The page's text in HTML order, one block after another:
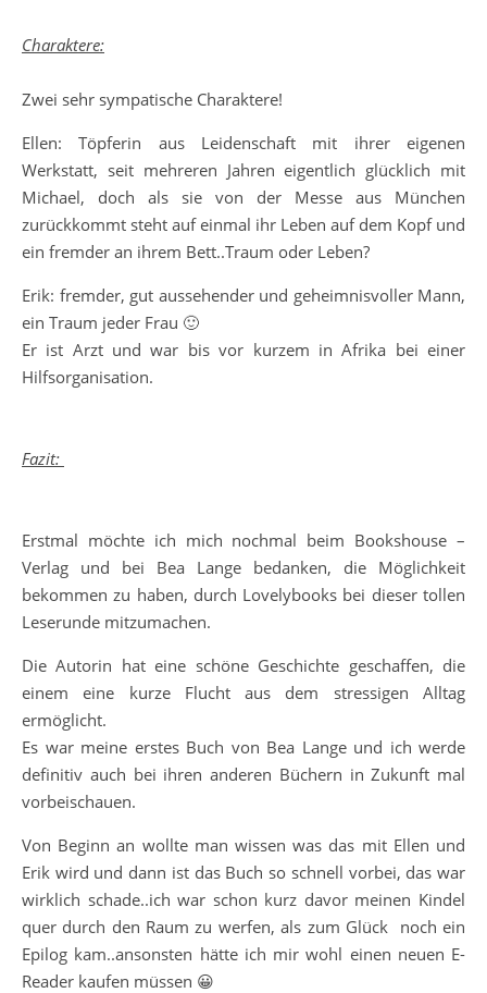
Charaktere:
Zwei sehr sympatische Charaktere!
Ellen: Töpferin aus Leidenschaft mit ihrer eigenen
Werkstatt, seit mehreren Jahren eigentlich glücklich mit
Michael, doch als sie von der Messe aus München
zurückkommt steht auf einmal ihr Leben auf dem Kopf und
ein fremder an ihrem Bett..Traum oder Leben?
Erik: fremder, gut aussehender und geheimnisvoller Mann,
ein Traum jeder Frau 🙂
Er ist Arzt und war bis vor kurzem in Afrika bei einer
Hilfsorganisation.
Fazit:
Erstmal möchte ich mich nochmal beim Bookshouse –
Verlag und bei Bea Lange bedanken, die Möglichkeit
bekommen zu haben, durch Lovelybooks bei dieser tollen
Leserunde mitzumachen.
Die Autorin hat eine schöne Geschichte geschaffen, die
einem eine kurze Flucht aus dem stressigen Alltag
ermöglicht.
Es war meine erstes Buch von Bea Lange und ich werde
definitiv auch bei ihren anderen Büchern in Zukunft mal
vorbeischauen.
Von Beginn an wollte man wissen was das mit Ellen und
Erik wird und dann ist das Buch so schnell vorbei, das war
wirklich schade..ich war schon kurz davor meinen Kindel
quer durch den Raum zu werfen, als zum Glück noch ein
Epilog kam..ansonsten hätte ich mir wohl einen neuen E-
Reader kaufen müssen 😀